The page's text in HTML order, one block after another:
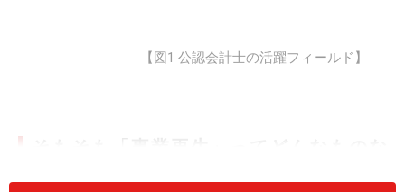
【図1 公認会計士の活躍フィールド】